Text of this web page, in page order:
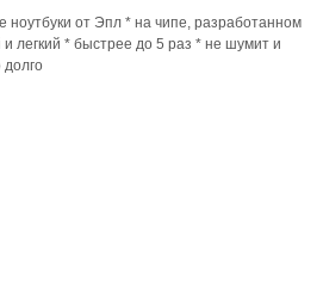
от Эпл * на чипе, разработанном
легкий * быстрее до 5 раз * не шумит и
долго